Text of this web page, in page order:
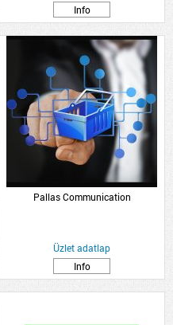
Info
Pallas Communication
Üzlet adatlap
Info